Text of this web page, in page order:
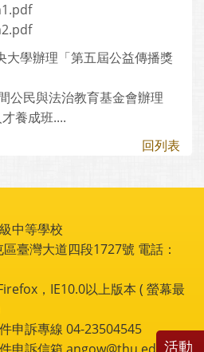
大學辦理「第五屆公益傳播獎
公民與法治教育基金會辦理
養成班....
回列表
中等學校
臺灣大道四段1727號 電話：
，IE10.0以上版本 ( 螢幕最
申訴專線 04-23504545
活動